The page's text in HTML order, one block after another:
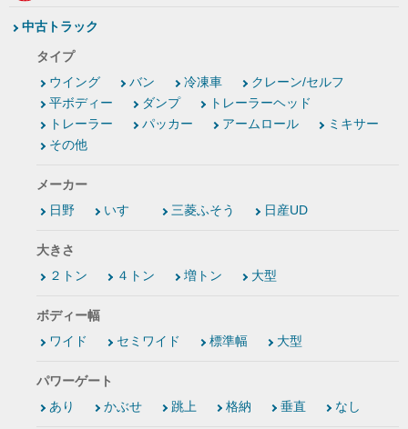
中古トラック
タイプ
ウイング
バン 冷凍車
クレーン/セルフ
平ボディー
ダンプ
トレーラーヘッド
トレーラー
パッカー アームロール
ミキサー
その他
メーカー
日野
いすゞ 三菱ふそう 日産UD
大きさ
２トン
４トン 増トン 大型
ボディー幅
ワイド
セミワイド 標準幅 大型
パワーゲート
あり
かぶせ 跳上 格納 垂直 なし